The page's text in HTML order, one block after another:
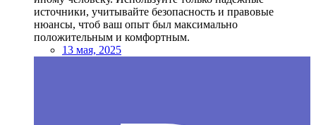
источники, учитывайте безопасность и правовые
нюансы, чтоб ваш опыт был максимально
положительным и комфортным.
13 мая, 2025